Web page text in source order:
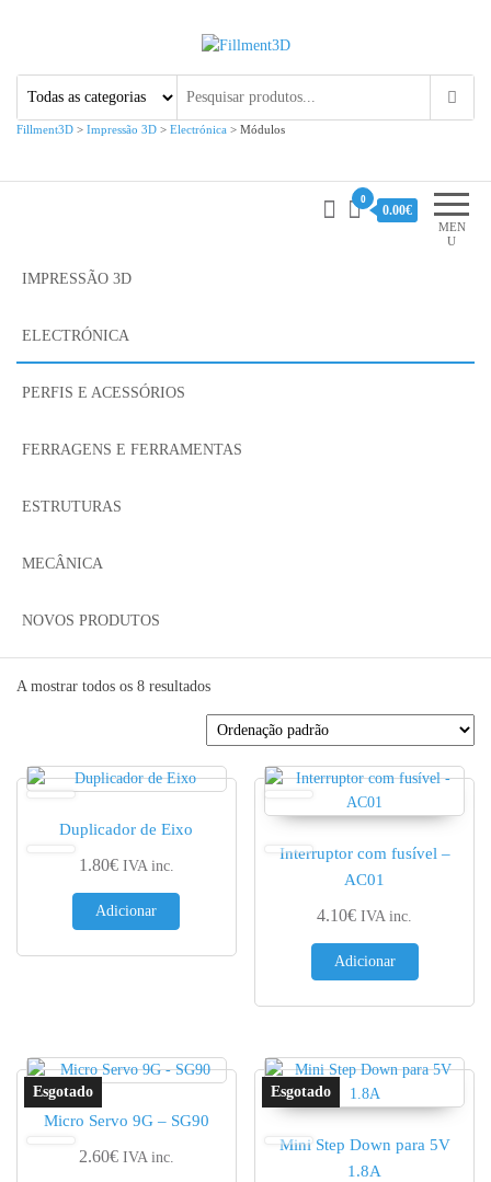
Fillment3D
Fillment3D > Impressão 3D > Electrónica > Módulos
MEN
U
0
0.00€
IMPRESSÃO 3D
ELECTRÓNICA
PERFIS E ACESSÓRIOS
FERRAGENS E FERRAMENTAS
ESTRUTURAS
MECÂNICA
NOVOS PRODUTOS
A mostrar todos os 8 resultados
Duplicador de Eixo
1.80€ IVA inc.
Adicionar
Interruptor com fusível –
AC01
4.10€ IVA inc.
Adicionar
Micro Servo 9G – SG90
2.60€ IVA inc.
Mini Step Down para 5V
1.8A